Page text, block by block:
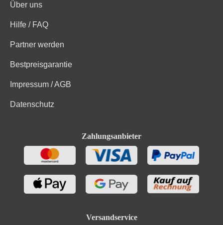
Über uns
Hilfe / FAQ
Partner werden
Bestpreisgarantie
Impressum / AGB
Datenschutz
Zahlungsanbieter
Versandservice